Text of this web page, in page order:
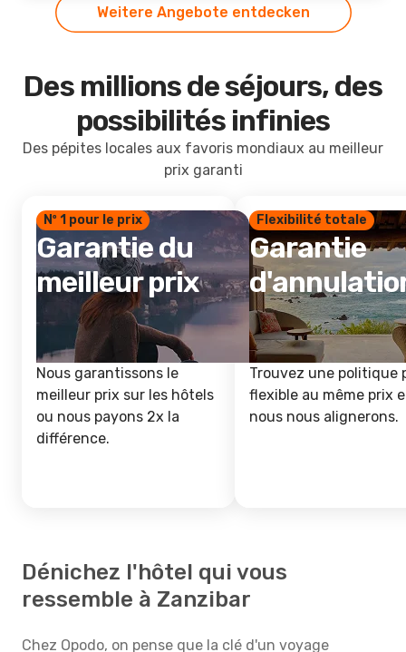
Weitere Angebote entdecken
Des millions de séjours, des
possibilités infinies
Des pépites locales aux favoris mondiaux au meilleur
prix garanti
Nº 1 pour le prix
Garantie du
meilleur prix
Nous garantissons le
meilleur prix sur les hôtels
ou nous payons 2x la
différence.
Flexibilité totale
Garantie
Trouvez une politique
flexible au même prix
nous nous alignerons.
Dénichez l'hôtel qui vous
ressemble à Zanzibar
Chez Opodo, on pense que la clé d'un voyage